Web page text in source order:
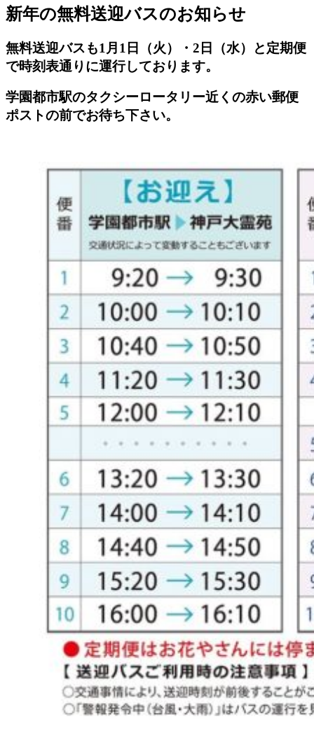
新年の無料送迎バスのお知らせ
無料送迎バスも1月1日（火）・2日（水）と定期便
で時刻表通りに運行しております。
学園都市駅のタクシーロータリー近くの赤い郵便
ポストの前でお待ち下さい。